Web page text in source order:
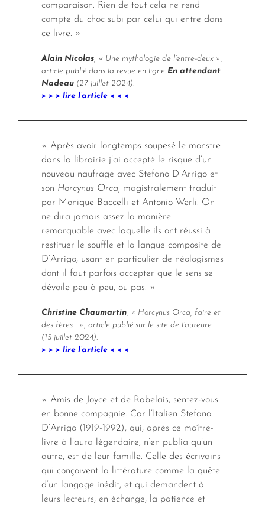
comparaison. Rien de tout cela ne rend
compte du choc subi par celui qui entre dans
ce livre. »
Alain Nicolas, « Une mythologie de l’entre-deux »,
article publié dans la revue en ligne En attendant
Nadeau (27 juillet 2024).
> > > lire l’article < < <
« Après avoir longtemps soupesé le monstre
dans la librairie j’ai accepté le risque d’un
nouveau naufrage avec Stefano D’Arrigo et
son Horcynus Orca, magistralement traduit
par Monique Baccelli et Antonio Werli. On
ne dira jamais assez la manière
remarquable avec laquelle ils ont réussi à
restituer le souffle et la langue composite de
D’Arrigo, usant en particulier de néologismes
dont il faut parfois accepter que le sens se
dévoile peu à peu, ou pas. »
Christine Chaumartin, « Horcynus Orca, faire et
des fères… », article publié sur le site de l’auteure
(15 juillet 2024).
> > > lire l’article < < <
« Amis de Joyce et de Rabelais, sentez-vous
en bonne compagnie. Car l’Italien Stefano
D’Arrigo (1919-1992), qui, après ce maître-
livre à l’aura légendaire, n’en publia qu’un
autre, est de leur famille. Celle des écrivains
qui conçoivent la littérature comme la quête
d’un langage inédit, et qui demandent à
leurs lecteurs, en échange, la patience et